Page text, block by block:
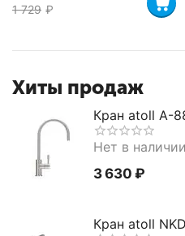
1 729 ₽
Хиты продаж
Кран atoll A-
Нет в наличии
3 630 ₽
Кран atoll